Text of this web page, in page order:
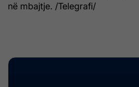
në mbajtje. /Telegrafi/